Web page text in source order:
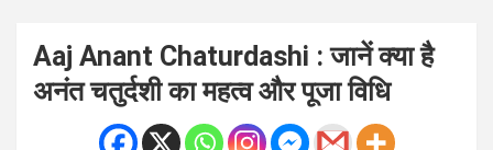
Aaj Anant Chaturdashi : जानें क्या है
अनंत चतुर्दशी का महत्व और पूजा विधि